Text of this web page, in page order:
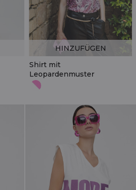
Shirt mit
Leopardenmuster
HINZUFÜGEN